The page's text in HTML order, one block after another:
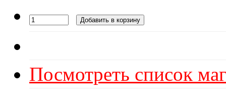
Посмотреть список